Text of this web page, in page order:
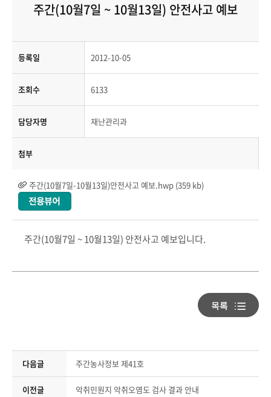
주간(10월7일 ~ 10월13일) 안전사고 예보
등록일 2012-10-05
조회수 6133
담당자명 재난관리과
첨부
주간(10월7일-10월13일)안전사고 예보.hwp (359 kb)
주간(10월7일 ~ 10월13일) 안전사고 예보입니다.
다음글 주간농사정보 제41호
이전글 악취민원지 악취오염도 검사 결과 안내